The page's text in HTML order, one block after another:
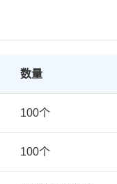
数量
100个
100个